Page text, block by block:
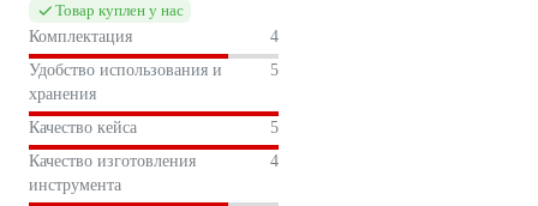
Товар куплен у нас
Комплектация
4
Удобство использования и
хранения
5
Качество кейса
5
Качество изготовления
инструмента
4